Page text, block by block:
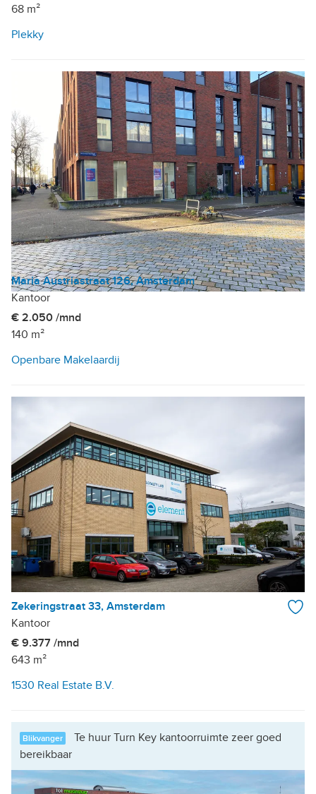
68 m²
Plekky
Maria Austriastraat 126, Amsterdam
Kantoor
€ 2.050 /mnd
140 m²
Openbare Makelaardij
Zekeringstraat 33, Amsterdam
Kantoor
€ 9.377 /mnd
643 m²
1530 Real Estate B.V.
Blikvanger
Te huur Turn Key kantoorruimte zeer goed
bereikbaar